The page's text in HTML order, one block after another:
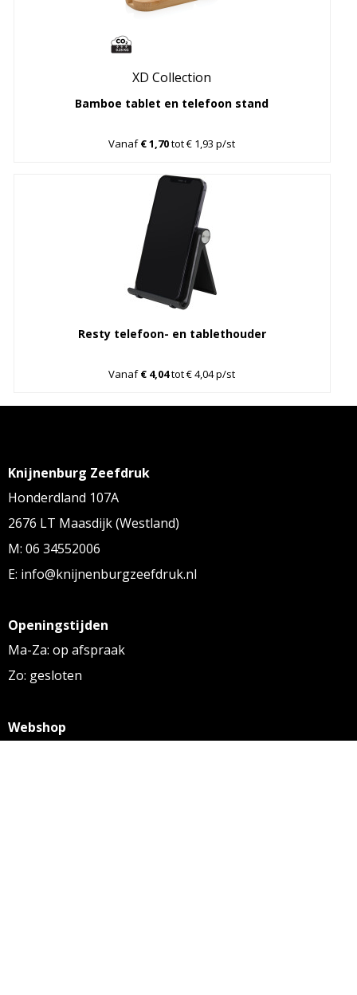
XD Collection
Bamboe tablet en telefoon stand
Vanaf€ 1,70tot € 1,93 p/st
Resty telefoon- en tablethouder
Vanaf€ 4,04tot € 4,04 p/st
Knijnenburg Zeefdruk
Honderdland 107A
2676 LT Maasdijk (Westland)
M: 06 34552006
E: info@knijnenburgzeefdruk.nl
Openingstijden
Ma-Za: op afspraak
Zo: gesloten
Webshop